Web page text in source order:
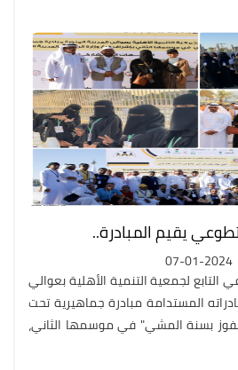
يقيم المبادرة..
07-01-2024
التابع لجمعية التنمية الأهلية بعوالي
المستدامة مبادرة جماهيرية تحت
بسنة المشي" في موسمها الثاني،